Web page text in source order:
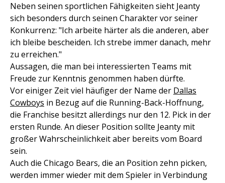
Neben seinen sportlichen Fähigkeiten sieht Jeanty
sich besonders durch seinen Charakter vor seiner
Konkurrenz: "Ich arbeite härter als die anderen, aber
ich bleibe bescheiden. Ich strebe immer danach, mehr
zu erreichen."
Aussagen, die man bei interessierten Teams mit
Freude zur Kenntnis genommen haben dürfte.
Vor einiger Zeit viel häufiger der Name der Dallas
Cowboys in Bezug auf die Running-Back-Hoffnung,
die Franchise besitzt allerdings nur den 12. Pick in der
ersten Runde. An dieser Position sollte Jeanty mit
großer Wahrscheinlichkeit aber bereits vom Board
sein.
Auch die Chicago Bears, die an Position zehn picken,
werden immer wieder mit dem Spieler in Verbindung